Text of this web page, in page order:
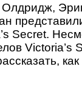
Secret.
Victoria’s
как